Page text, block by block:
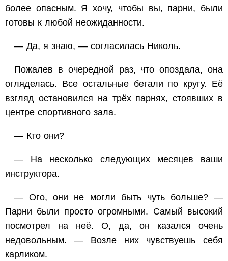
более опасным. Я хочу, чтобы вы, парни, были
готовы к любой неожиданности.
— Да, я знаю, — согласилась Николь.
Пожалев в очередной раз, что опоздала, она
огляделась. Все остальные бегали по кругу. Её
взгляд остановился на трёх парнях, стоявших в
центре спортивного зала.
— Кто они?
— На несколько следующих месяцев ваши
инструктора.
— Ого, они не могли быть чуть больше? —
Парни были просто огромными. Самый высокий
посмотрел на неё. О, да, он казался очень
недовольным. — Возле них чувствуешь себя
карликом.